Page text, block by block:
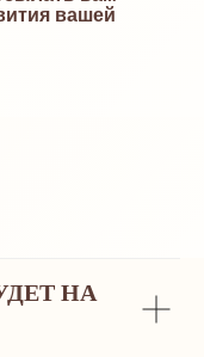
вашей
НА